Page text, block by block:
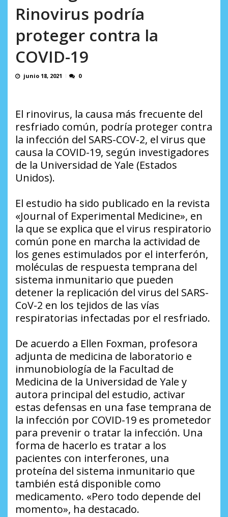
AGOSTO 6, 2026
Rinovirus podría
proteger contra la
COVID-19
junio 18, 2021 0
El rinovirus, la causa más frecuente del
resfriado común, podría proteger contra
la infección del SARS-COV-2, el virus que
causa la COVID-19, según investigadores
de la Universidad de Yale (Estados
Unidos).
El estudio ha sido publicado en la revista
«Journal of Experimental Medicine», en
la que se explica que el virus respiratorio
común pone en marcha la actividad de
los genes estimulados por el interferón,
moléculas de respuesta temprana del
sistema inmunitario que pueden
detener la replicación del virus del SARS-
CoV-2 en los tejidos de las vías
respiratorias infectadas por el resfriado.
De acuerdo a Ellen Foxman, profesora
adjunta de medicina de laboratorio e
inmunobiología de la Facultad de
Medicina de la Universidad de Yale y
autora principal del estudio, activar
estas defensas en una fase temprana de
la infección por COVID-19 es prometedor
para prevenir o tratar la infección. Una
forma de hacerlo es tratar a los
pacientes con interferones, una
proteína del sistema inmunitario que
también está disponible como
medicamento. «Pero todo depende del
momento», ha destacado.